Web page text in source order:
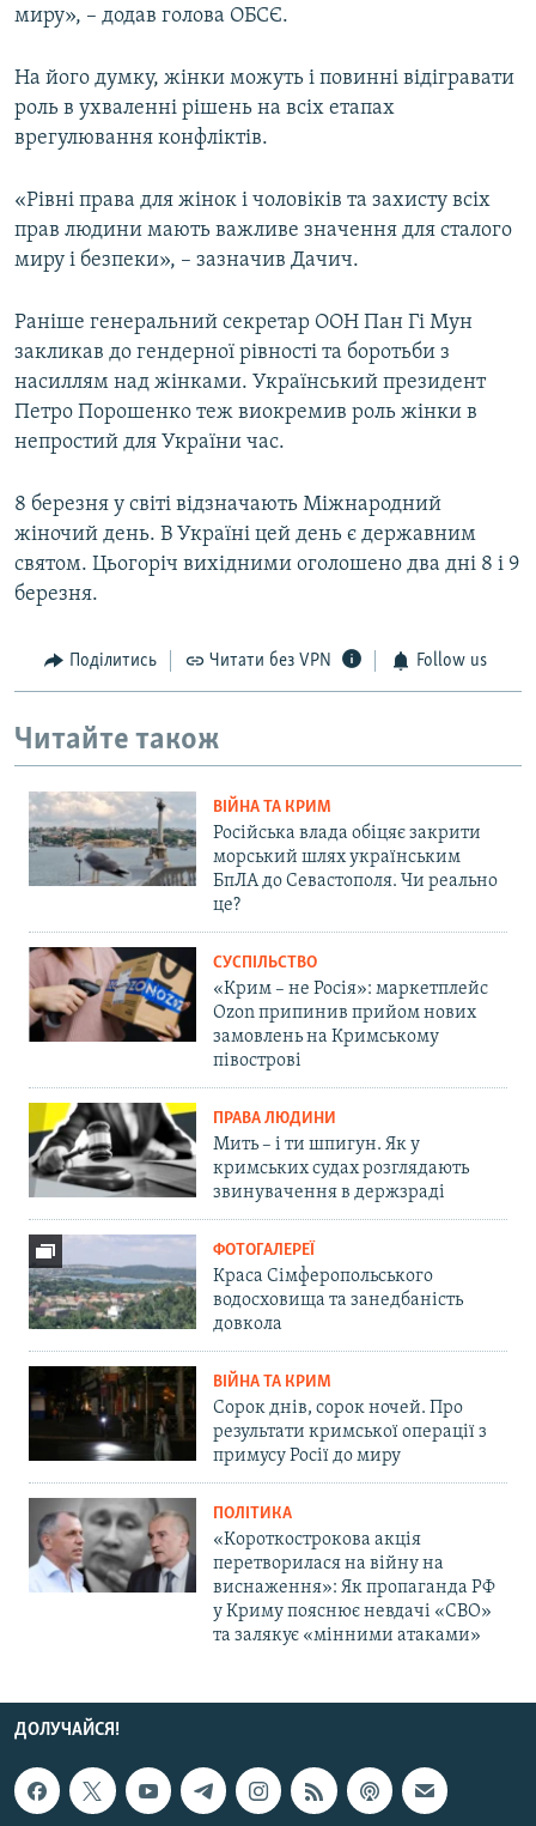
миру», – додав голова ОБСЄ.
На його думку, жінки можуть і повинні відігравати
роль в ухваленні рішень на всіх етапах
врегулювання конфліктів.
«Рівні права для жінок і чоловіків та захисту всіх
прав людини мають важливе значення для сталого
миру і безпеки», – зазначив Дачич.
Раніше генеральний секретар ООН Пан Гі Мун
закликав до гендерної рівності та боротьби з
насиллям над жінками. Український президент
Петро Порошенко теж виокремив роль жінки в
непростий для України час.
8 березня у світі відзначають Міжнародний
жіночий день. В Україні цей день є державним
святом. Цьогоріч вихідними оголошено два дні 8 і 9
березня.
Поділитись Читати без VPN Follow us
Читайте також
ВІЙНА ТА КРИМ
Російська влада обіцяє закрити
морський шлях українським
БпЛА до Севастополя. Чи реально
це?
СУСПІЛЬСТВО
«Крим – не Росія»: маркетплейс
Ozon припинив прийом нових
замовлень на Кримському
півострові
ПРАВА ЛЮДИНИ
Мить – і ти шпигун. Як у
кримських судах розглядають
звинувачення в держзраді
ФОТОГАЛЕРЕЇ
Краса Сімферопольського
водосховища та занедбаність
довкола
ВІЙНА ТА КРИМ
Сорок днів, сорок ночей. Про
результати кримської операції з
примусу Росії до миру
ПОЛІТИКА
«Короткострокова акція
перетворилася на війну на
виснаження»: Як пропаганда РФ
у Криму пояснює невдачі «СВО»
та залякує «мінними атаками»
ДОЛУЧАЙСЯ!